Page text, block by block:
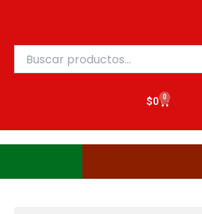
contenido
por:
$0 0
Cart